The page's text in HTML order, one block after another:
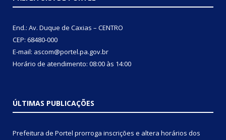
End.: Av. Duque de Caxias – CENTRO
CEP: 68480-000
E-mail: ascom@portel.pa.gov.br
Horário de atendimento: 08:00 às 14:00
ÚLTIMAS PUBLICAÇÕES
Prefeitura de Portel prorroga inscrições e altera horários dos